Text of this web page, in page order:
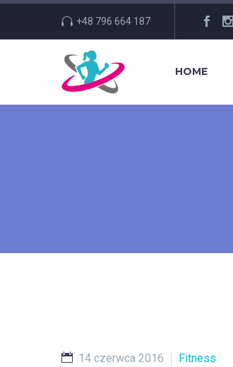
+48 796 664 187
HOME
14 czerwca 2016 Fitness